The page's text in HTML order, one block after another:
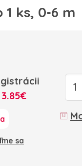
ks, 0-6 m
3.85€
sa